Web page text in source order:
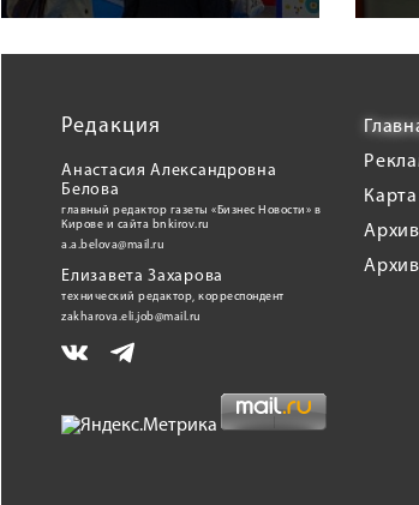
Редакция
Анастасия Александровна
Белова
главный редактор газеты «Бизнес Новости» в
Кирове и сайта bnkirov.ru
a.a.belova@mail.ru
Елизавета Захарова
технический редактор, корреспондент
zakharova.eli.job@mail.ru